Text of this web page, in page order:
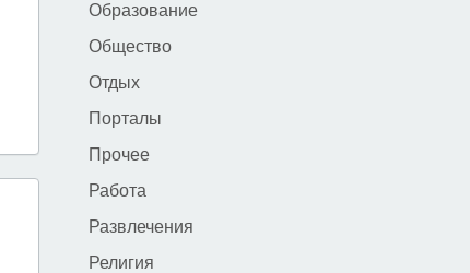
Образование
Общество
Отдых
Порталы
Прочее
Работа
Развлечения
Религия